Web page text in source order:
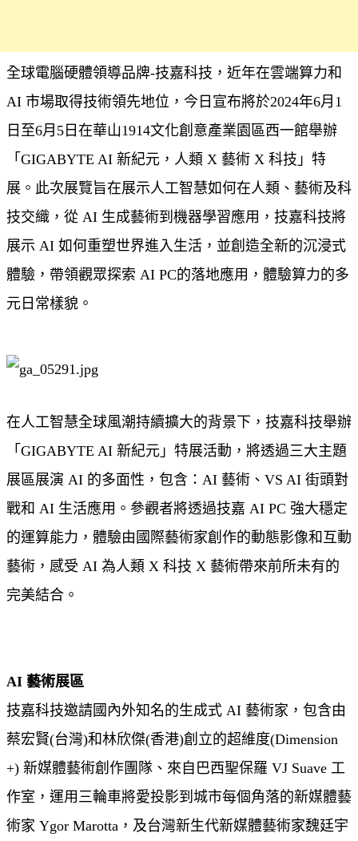
全球電腦硬體領導品牌-技嘉科技，近年在雲端算力和
AI 市場取得技術領先地位，今日宣布將於2024年6月1
日至6月5日在華山1914文化創意產業園區西一館舉辦
「GIGABYTE AI 新紀元，人類 X 藝術 X 科技」特
展。此次展覽旨在展示人工智慧如何在人類、藝術及科
技交織，從 AI 生成藝術到機器學習應用，技嘉科技將
展示 AI 如何重塑世界進入生活，並創造全新的沉浸式
體驗，帶領觀眾探索 AI PC的落地應用，體驗算力的多
元日常樣貌。
在人工智慧全球風潮持續擴大的背景下，技嘉科技舉辦
「GIGABYTE AI 新紀元」特展活動，將透過三大主題
展區展演 AI 的多面性，包含：AI 藝術、VS AI 街頭對
戰和 AI 生活應用。參觀者將透過技嘉 AI PC 強大穩定
的運算能力，體驗由國際藝術家創作的動態影像和互動
藝術，感受 AI 為人類 X 科技 X 藝術帶來前所未有的
完美結合。
AI 藝術展區
技嘉科技邀請國內外知名的生成式 AI 藝術家，包含由
蔡宏賢(台灣)和林欣傑(香港)創立的超維度(Dimension
+) 新媒體藝術創作團隊、來自巴西聖保羅 VJ Suave 工
作室，運用三輪車將愛投影到城市每個角落的新媒體藝
術家 Ygor Marotta，及台灣新生代新媒體藝術家魏廷宇